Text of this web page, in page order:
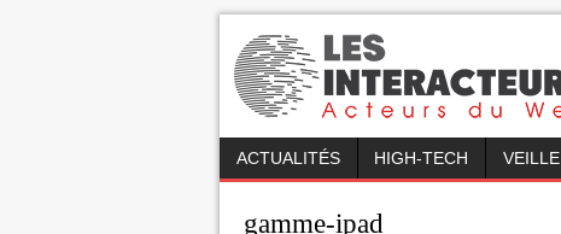
ACTUALITÉS HIGH-TECH VEILLE
gamme-ipad